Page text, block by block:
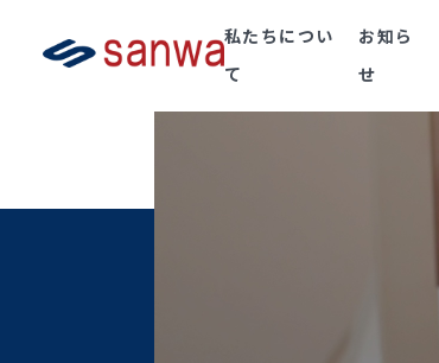
私たちについ
て
お知ら
せ